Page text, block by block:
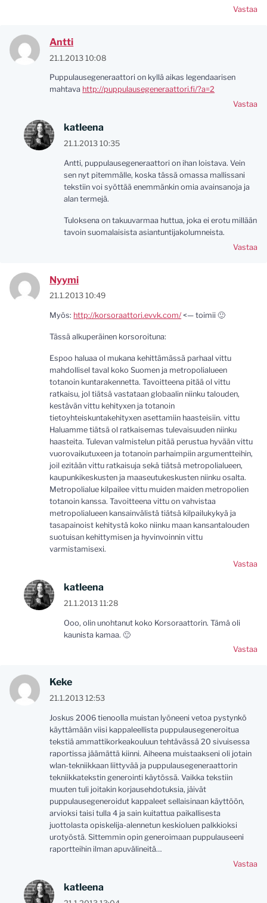
Vastaa
Antti
21.1.2013 10:08
Puppulausegeneraattori on kyllä aikas legendaarisen
mahtava http://puppulausegeneraattori.fi/?a=2
Vastaa
katleena
21.1.2013 10:35
Antti, puppulausegeneraattori on ihan loistava. Vein
sen nyt pitemmälle, koska tässä omassa mallissani
tekstiin voi syöttää enemmänkin omia avainsanoja ja
alan termejä.
Tuloksena on takuuvarmaa huttua, joka ei erotu millään
tavoin suomalaisista asiantuntijakolumneista.
Vastaa
Nyymi
21.1.2013 10:49
Myös: http://korsoraattori.evvk.com/ <— toimii 🙂
Tässä alkuperäinen korsoroituna:
Espoo haluaa ol mukana kehittämässä parhaal vittu
mahdollisel taval koko Suomen ja metropolialueen
totanoin kuntarakennetta. Tavoitteena pitää ol vittu
ratkaisu, jol tiätsä vastataan globaalin niinku talouden,
kestävän vittu kehityxen ja totanoin
tietoyhteiskuntakehityxen asettamiin haasteisiin. vittu
Haluamme tiätsä ol ratkaisemas tulevaisuuden niinku
haasteita. Tulevan valmistelun pitää perustua hyvään vittu
vuorovaikutuxeen ja totanoin parhaimpiin argumentteihin,
joil ezitään vittu ratkaisuja sekä tiätsä metropolialueen,
kaupunkikeskusten ja maaseutukeskusten niinku osalta.
Metropolialue kilpailee vittu muiden maiden metropolien
totanoin kanssa. Tavoitteena vittu on vahvistaa
metropolialueen kansainvälistä tiätsä kilpailukykyä ja
tasapainoist kehitystä koko niinku maan kansantalouden
suotuisan kehittymisen ja hyvinvoinnin vittu
varmistamisexi.
Vastaa
katleena
21.1.2013 11:28
Ooo, olin unohtanut koko Korsoraattorin. Tämä oli
kaunista kamaa. 🙂
Vastaa
Keke
21.1.2013 12:53
Joskus 2006 tienoolla muistan lyöneeni vetoa pystynkö
käyttämään viisi kappaleellista puppulausegeneroitua
tekstiä ammattikorkeakouluun tehtävässä 20 sivuisessa
raportissa jäämättä kiinni. Aiheena muistaakseni oli jotain
wlan-tekniikkaan liittyvää ja puppulausegeneraattorin
tekniikkatekstin generointi käytössä. Vaikka tekstiin
muuten tuli joitakin korjausehdotuksia, jäivät
puppulausegeneroidut kappaleet sellaisinaan käyttöön,
arvioksi taisi tulla 4 ja sain kuitattua paikallisesta
juottolasta opiskelija-alennetun keskioluen palkkioksi
urotyöstä. Sittemmin opin generoimaan puppulauseeni
raportteihin ilman apuvälineitä…
Vastaa
katleena